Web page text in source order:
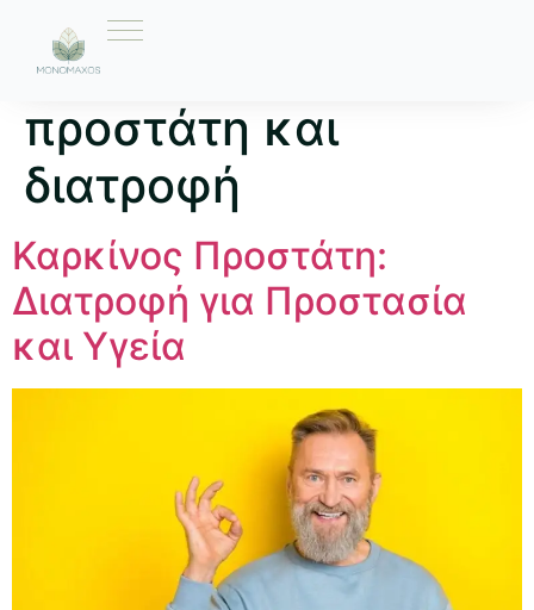
Ετικέτα:
προστάτη και
διατροφή
Καρκίνος Προστάτη:
Διατροφή για Προστασία
και Υγεία